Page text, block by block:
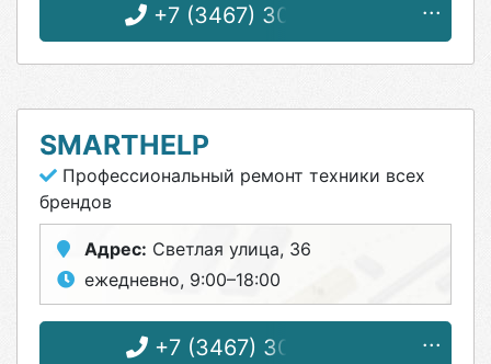
+7 (3467) 30-00-05
SMARTHELP
Профессиональный ремонт техники всех
брендов
Адрес: Светлая улица, 36
ежедневно, 9:00–18:00
+7 (3467) 30-62-06